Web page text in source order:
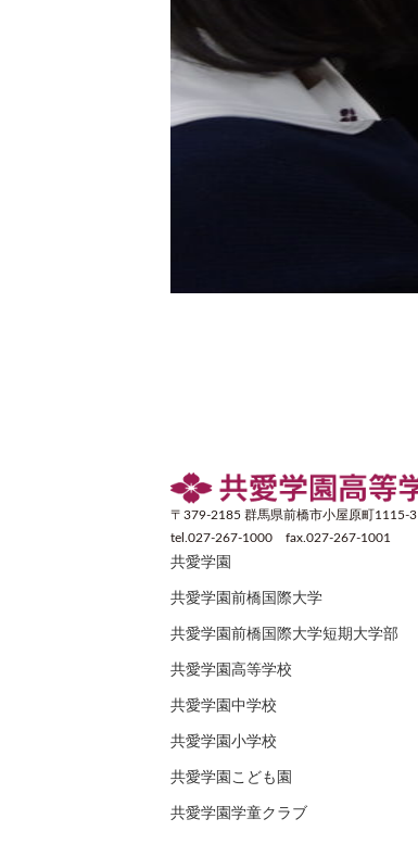
〒379-2185 群馬県前橋市小屋原町1115-3
tel.027-267-1000 fax.027-267-1001
共愛学園
共愛学園前橋国際大学
共愛学園前橋国際大学短期大学部
共愛学園高等学校
共愛学園中学校
共愛学園小学校
共愛学園こども園
共愛学園学童クラブ